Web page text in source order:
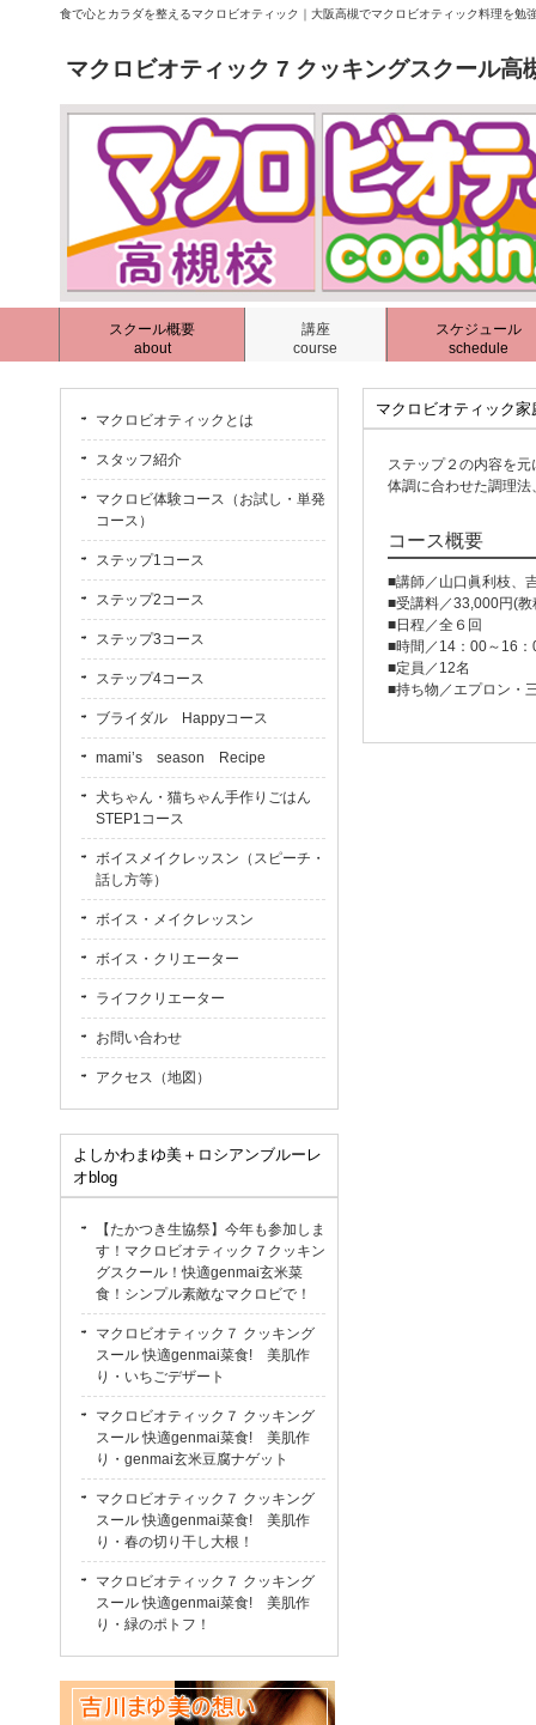
食で心とカラダを整えるマクロビオティック｜大阪高槻でマクロビオティック料理を
マクロビオティック 7 クッキングスクール高
スクール概要
about
講座
course
スケジュール
schedule
マクロビオティック
ステップ２の内容を
体調に合わせた調理
コース概要
■講師／山口眞利枝、
■受講料／33,000円(
■日程／全６回
■時間／14：00～16：
■定員／12名
■持ち物／エプロン・
マクロビオティックとは
スタッフ紹介
マクロビ体験コース（お試し・単発
コース）
ステップ1コース
ステップ2コース
ステップ3コース
ステップ4コース
ブライダル Happyコース
mami’s season Recipe
犬ちゃん・猫ちゃん手作りごはん
STEP1コース
ボイスメイクレッスン（スピーチ・
話し方等）
ボイス・メイクレッスン
ボイス・クリエーター
ライフクリエーター
お問い合わせ
アクセス（地図）
よしかわまゆ美＋ロシアンブルーレ
オblog
【たかつき生協祭】今年も参加しま
す！マクロビオティック７クッキン
グスクール！快適genmai玄米菜
食！シンプル素敵なマクロビで！
マクロビオティック７ クッキング
スール 快適genmai菜食! 美肌作
り・いちごデザート
マクロビオティック７ クッキング
スール 快適genmai菜食! 美肌作
り・genmai玄米豆腐ナゲット
マクロビオティック７ クッキング
スール 快適genmai菜食! 美肌作
り・春の切り干し大根！
マクロビオティック７ クッキング
スール 快適genmai菜食! 美肌作
り・緑のポトフ！